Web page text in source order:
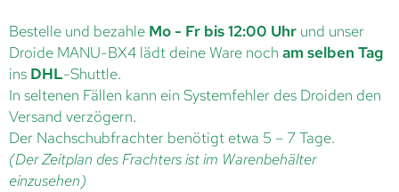
Bestelle und bezahle Mo - Fr bis 12:00 Uhr und unser
Droide MANU-BX4 lädt deine Ware noch am selben Tag
ins DHL-Shuttle.
In seltenen Fällen kann ein Systemfehler des Droiden den
Versand verzögern.
Der Nachschubfrachter benötigt etwa 5 – 7 Tage.
(Der Zeitplan des Frachters ist im Warenbehälter
einzusehen)